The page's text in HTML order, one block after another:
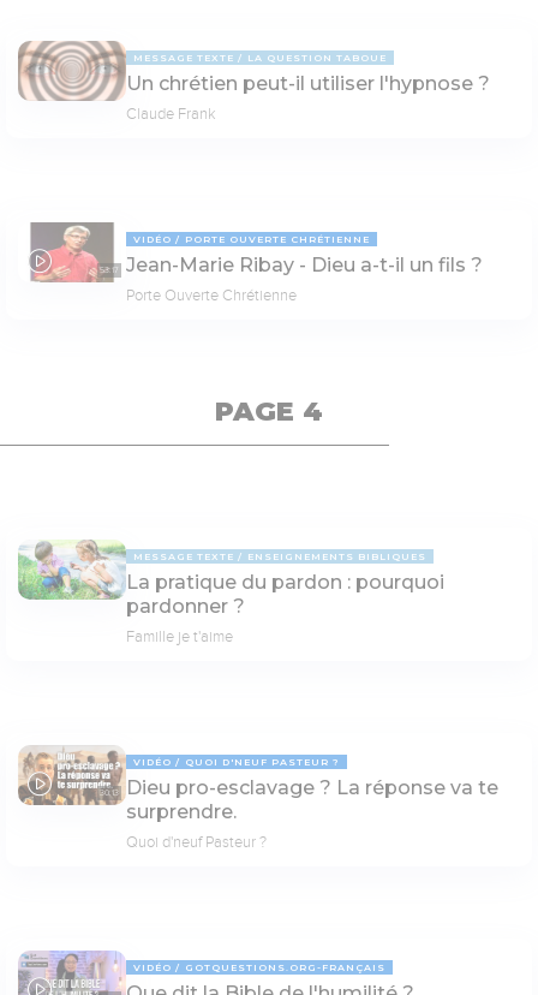
MESSAGE TEXTE LA QUESTION TABOUE
Un chrétien peut-il utiliser l'hypnose ?
Claude Frank
53:17
VIDÉO PORTE OUVERTE CHRÉTIENNE
Jean-Marie Ribay - Dieu a-t-il un fils ?
Porte Ouverte Chrétienne
PAGE 4
MESSAGE TEXTE ENSEIGNEMENTS BIBLIQUES
La pratique du pardon : pourquoi
pardonner ?
Famille je t'aime
30:13
VIDÉO QUOI D'NEUF PASTEUR ?
Dieu pro-esclavage ? La réponse va te
surprendre.
Quoi d'neuf Pasteur ?
VIDÉO GOTQUESTIONS.ORG-FRANÇAIS